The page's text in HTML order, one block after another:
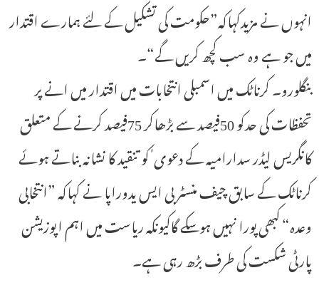
انہوں نے مزیدکہاکہ”حکومت کی تشکیل کے لئے ہمارے اقتدار
میں جو ہے وہ سب کچھ کریں گے“۔
بنگلورو۔ کرناٹک میں اسمبلی انتخابات میں اقتدار میں انے پر
تحفظات کی حدکو 50فیصد سے بڑھاکر 75فیصد کرنے کے متعلق
کانگریس لیڈر سدارامیہ کے دعوی ٰ کو تنقید کا نشانہ بناتے ہوئے
کرناٹک کے سابق چیف منسٹر بی ایس یدوراپا نے کہاکہ ”انتخابی
وعدہ“ کبھی پورا نہیں ہوسکے گاکیونکہ ریاست میں اہم اپوزیشن
پارٹی شکست کی طرف بڑھ رہی ہے۔